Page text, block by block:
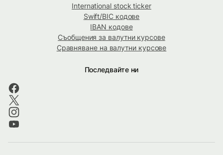
International stock ticker
Swift/BIC кодове
IBAN кодове
Съобщения за валутни курсове
Сравняване на валутни курсове
Последвайте ни